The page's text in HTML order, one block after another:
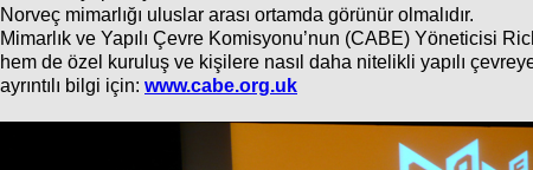
Norveç mimarlığı uluslar arası ortamda görünür olmalıdır.
Mimarlık ve Yapılı Çevre Komisyonu’nun (CABE) Yöneticisi
hem de özel kuruluş ve kişilere nasıl daha nitelikli yapılı
ayrıntılı bilgi için: www.cabe.org.uk